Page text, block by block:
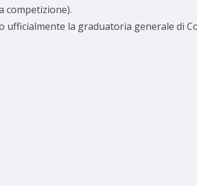
competizione).
ufficialmente la graduatoria generale di